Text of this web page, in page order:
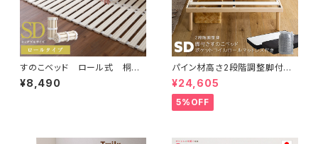
すのこベッド ロール式 桐仕
様(セミダブル)【Schlaf-シュラ
フ-】 桐 すのこ ロール式
¥8,490
パイン材高さ2段階調整脚付き
すのこベッド ポケットコイルマッ
トレスセット(セミダブル) ASP-
SRM-SD
¥24,605
5%OFF